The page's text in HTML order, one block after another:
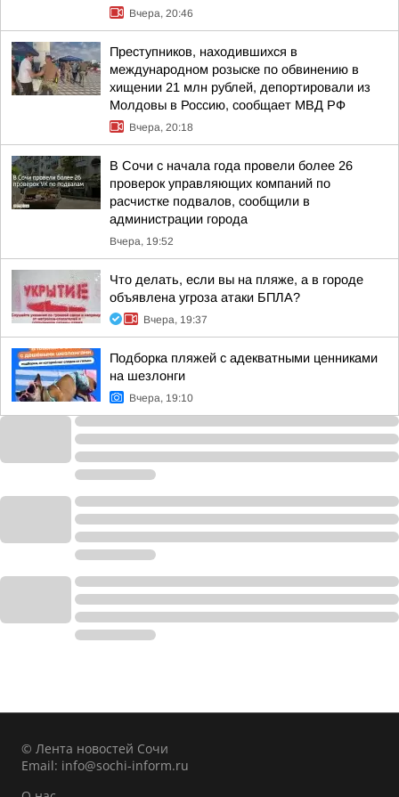
Вчера, 20:46
Преступников, находившихся в
международном розыске по обвинению в
хищении 21 млн рублей, депортировали из
Молдовы в Россию, сообщает МВД РФ
Вчера, 20:18
В Сочи с начала года провели более 26
проверок управляющих компаний по
расчистке подвалов, сообщили в
администрации города
Вчера, 19:52
Что делать, если вы на пляже, а в городе
объявлена угроза атаки БПЛА?
Вчера, 19:37
Подборка пляжей с адекватными ценниками
на шезлонги
Вчера, 19:10
© Лента новостей Сочи
Email: info@sochi-inform.ru